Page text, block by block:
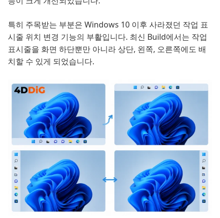
특히 주목받는 부분은 Windows 10 이후 사라졌던 작업 표
시줄 위치 변경 기능의 부활입니다. 최신 Build에서는 작업
표시줄을 화면 하단뿐만 아니라 상단, 왼쪽, 오른쪽에도 배
치할 수 있게 되었습니다.